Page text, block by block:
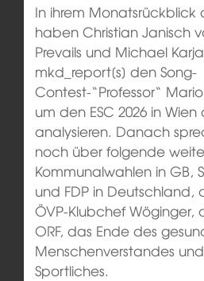
In ihrem Monatsrückblick
haben Christian Janisch
Prevails und Michael
mkd_report[s] den Song-
Contest-“Professor“
um den ESC 2026 in Wien
analysieren. Danach
noch über folgende
Kommunalwahlen in GB,
und FDP in Deutschland,
ÖVP-Klubchef Wöginger,
ORF, das Ende des
Menschenverstandes
Sportliches.